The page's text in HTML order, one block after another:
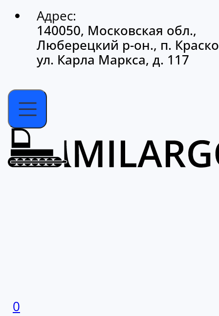
Адрес:
140050, Московская обл.,
Люберецкий р-он., п.
ул. Карла Маркса, д. 117
0